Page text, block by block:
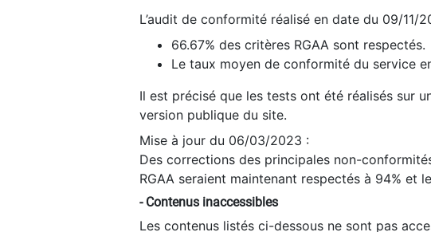
L’audit de conformité réalisé en date du 09/11/
66.67% des critères RGAA sont respectés.
Le taux moyen de conformité du service
Il est précisé que les tests ont été réalisés sur
version publique du site.
Mise à jour du 06/03/2023 :
Des corrections des principales non-
RGAA seraient maintenant respectés à 94% et
- Contenus inaccessibles
Les contenus listés ci-dessous ne sont pas